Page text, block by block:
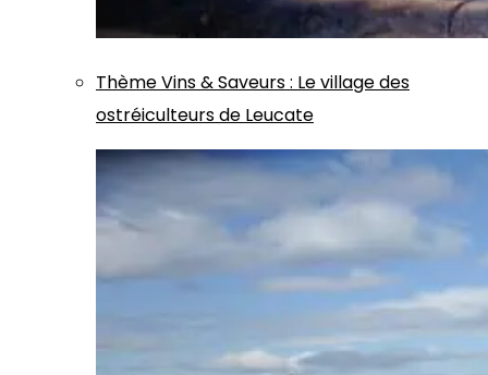
ThèmeVins & Saveurs: Le village des
ostréiculteurs de Leucate